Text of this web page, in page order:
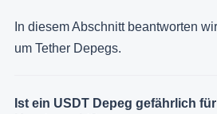
In diesem Abschnitt beantworten
um Tether Depegs.
Ist ein USDT Depeg gefährlich